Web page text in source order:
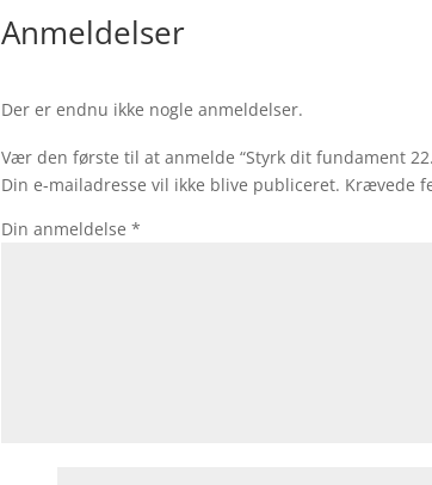
Anmeldelser
Der er endnu ikke nogle anmeldelser.
Vær den første til at anmelde “Styrk dit fundament
Din e-mailadresse vil ikke blive publiceret. Krævede
Din anmeldelse*